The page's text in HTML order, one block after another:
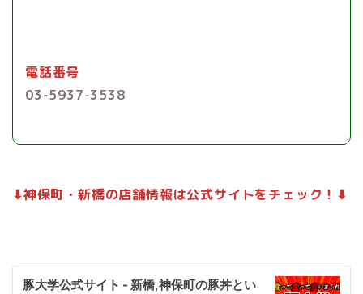
電話番号
03-5937-3538
⬇︎神保町・新橋の店舗情報は公式サイトをチェック！⬇︎